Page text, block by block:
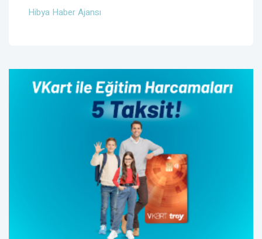
Hibya Haber Ajansı